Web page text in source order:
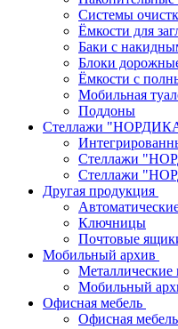
Системы
Ёмкости для
Баки с
Блоки
Ёмкости с
Мобильная
Поддоны
Стеллажи
Стеллажи
Стеллажи
Другая продукция
Ключницы
Почтовые
Мобильный архив
Металлические
Мобильный
Офисная мебель
Офисная